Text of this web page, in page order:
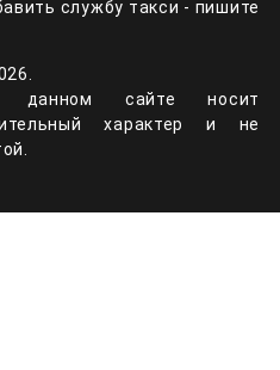
службу такси - пишите
данном сайте носит
характер и не